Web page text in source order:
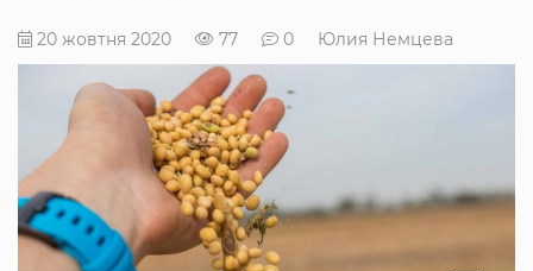
20 жовтня 2020 77 0 Юлия Немцева